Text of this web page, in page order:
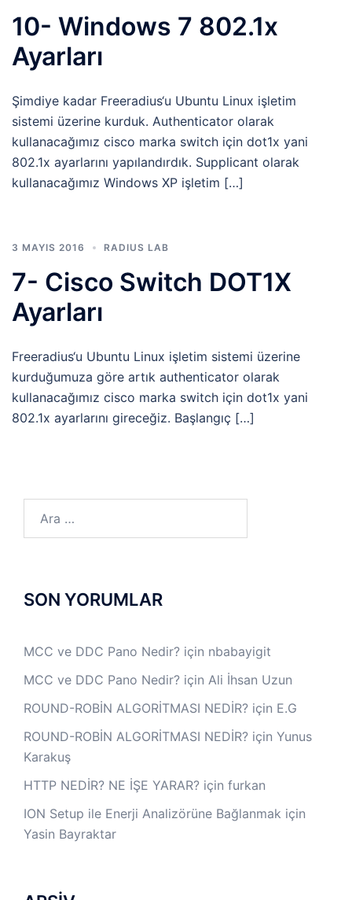
10- Windows 7 802.1x
Ayarları
Şimdiye kadar Freeradius‘u Ubuntu Linux işletim
sistemi üzerine kurduk. Authenticator olarak
kullanacağımız cisco marka switch için dot1x yani
802.1x ayarlarını yapılandırdık. Supplicant olarak
kullanacağımız Windows XP işletim […]
3 MAYIS 2016 RADIUS LAB
7- Cisco Switch DOT1X
Ayarları
Freeradius‘u Ubuntu Linux işletim sistemi üzerine
kurduğumuza göre artık authenticator olarak
kullanacağımız cisco marka switch için dot1x yani
802.1x ayarlarını gireceğiz. Başlangıç […]
SON YORUMLAR
MCC ve DDC Pano Nedir? için nbabayigit
MCC ve DDC Pano Nedir? için Ali İhsan Uzun
ROUND-ROBİN ALGORİTMASI NEDİR? için E.G
ROUND-ROBİN ALGORİTMASI NEDİR? için Yunus
Karakuş
HTTP NEDİR? NE İŞE YARAR? için furkan
ION Setup ile Enerji Analizörüne Bağlanmak için
Yasin Bayraktar